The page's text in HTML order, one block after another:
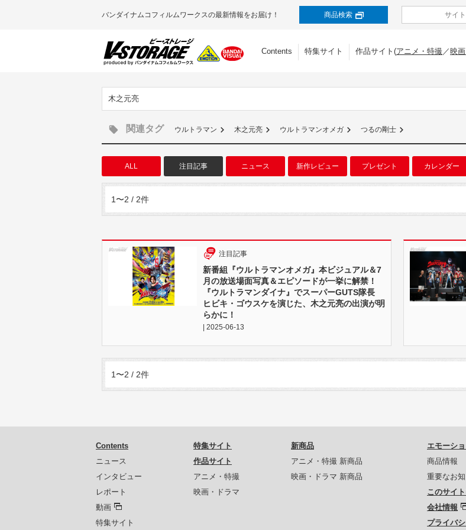
バンダイナムコフィルムワークスの最新情報をお届け！ 商品検索
Contents 特集サイト 作品サイト(アニメ・特撮／映
木之元亮
関連タグ ウルトラマン 木之元亮 ウルトラマンオメガ つるの剛士
ALL 注目記事 ニュース 新作レビュー プレゼント カレンダー
1〜2 / 2件
注目記事
新番組『ウルトラマンオメガ』本ビジュアル＆7
月の放送場面写真＆エピソードが一挙に解禁！
『ウルトラマンダイナ』でスーパーGUTS隊長
ヒビキ・ゴウスケを演じた、木之元亮の出演が明
らかに！
| 2025-06-13
1〜2 / 2件
Contents
ニュース
インタビュー
レポート
動画
特集サイト
特集サイト
作品サイト
アニメ・特撮
映画・ドラマ
新商品
アニメ・特撮 新商品
映画・ドラマ 新商品
エモーシ
商品情報
重要なお
このサイ
会社情報
プライバ